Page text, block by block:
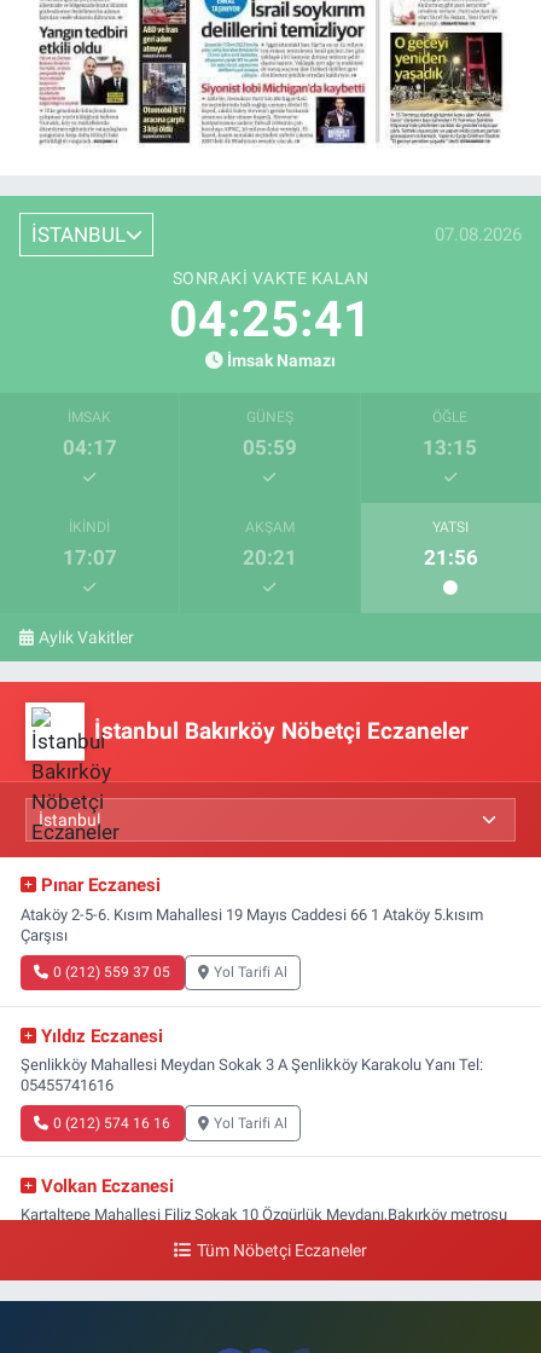
İSTANBUL 07.08.2026
SONRAKI VAKTE KALAN
04:25:41
İmsak Namazı
İMSAK
04:17
GÜNEŞ
05:59
ÖĞLE
13:15
İKINDI
17:07
AKŞAM
20:21
YATSI
21:56
Aylık Vakitler
İstanbul Bakırköy Nöbetçi Eczaneler
Pınar Eczanesi
Ataköy 2-5-6. Kısım Mahallesi 19 Mayıs Caddesi 66 1 Ataköy 5.kısım
Çarşısı
0 (212) 559 37 05 Yol Tarifi Al
Yıldız Eczanesi
Şenlikköy Mahallesi Meydan Sokak 3 A Şenlikköy Karakolu Yanı Tel:
05455741616
0 (212) 574 16 16 Yol Tarifi Al
Volkan Eczanesi
Kartaltepe Mahallesi Filiz Sokak 10 Özgürlük Meydanı,Bakırköy metrosu
Tüm Nöbetçi Eczaneler